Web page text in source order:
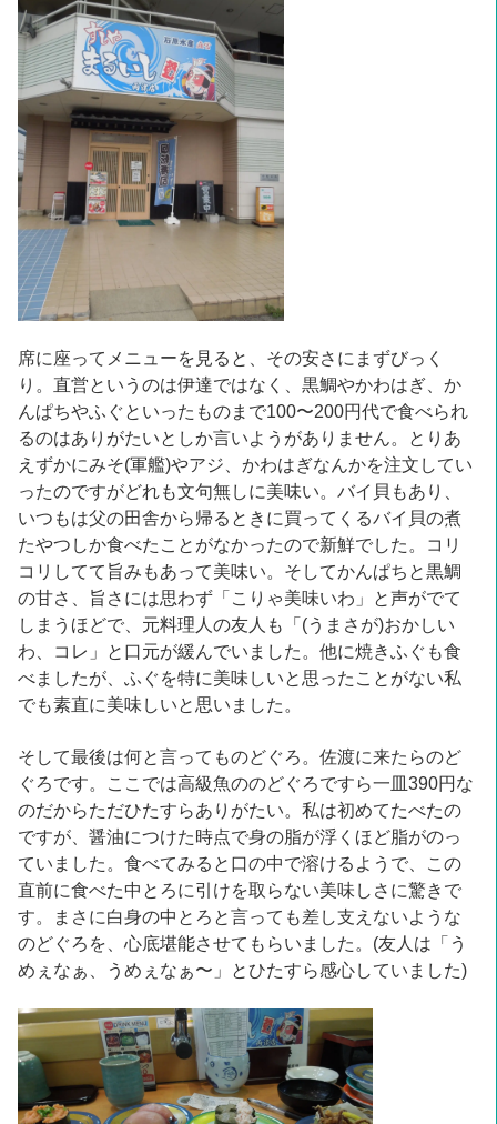
席に座ってメニューを見ると、その安さにまずびっく
り。直営というのは伊達ではなく、黒鯛やかわはぎ、か
んぱちやふぐといったものまで100〜200円代で食べられ
るのはありがたいとしか言いようがありません。とりあ
えずかにみそ(軍艦)やアジ、かわはぎなんかを注文してい
ったのですがどれも文句無しに美味い。バイ貝もあり、
いつもは父の田舎から帰るときに買ってくるバイ貝の煮
たやつしか食べたことがなかったので新鮮でした。コリ
コリしてて旨みもあって美味い。そしてかんぱちと黒鯛
の甘さ、旨さには思わず「こりゃ美味いわ」と声がでて
しまうほどで、元料理人の友人も「(うまさが)おかしい
わ、コレ」と口元が緩んでいました。他に焼きふぐも食
べましたが、ふぐを特に美味しいと思ったことがない私
でも素直に美味しいと思いました。
そして最後は何と言ってものどぐろ。佐渡に来たらのど
ぐろです。ここでは高級魚ののどぐろですら一皿390円な
のだからただひたすらありがたい。私は初めてたべたの
ですが、醤油につけた時点で身の脂が浮くほど脂がのっ
ていました。食べてみると口の中で溶けるようで、この
直前に食べた中とろに引けを取らない美味しさに驚きで
す。まさに白身の中とろと言っても差し支えないような
のどぐろを、心底堪能させてもらいました。(友人は「う
めぇなぁ、うめぇなぁ〜」とひたすら感心していました)